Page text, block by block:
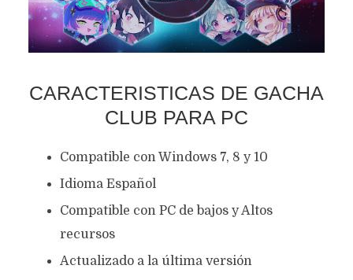
CARACTERISTICAS DE GACHA
CLUB PARA PC
Compatible con Windows 7, 8 y 10
Idioma Español
Compatible con PC de bajos y Altos
recursos
Actualizado a la última versión